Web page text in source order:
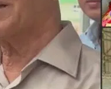
កូនទៅរៀនស្រួលក្បែរសាលា
កត្រីលក់នៅផ្សារ។ ស្របពេល
នរួចម្ហូប ទឹក ភ្លើង បានហ
ោកស្រីគ្មានរបរអ្វីក្រៅពីប្រ
រោះវ័យអ្នកស្រីច្រើន រោងច
ចាស់របស់គាត់។ អ្នកស្រី ចក់